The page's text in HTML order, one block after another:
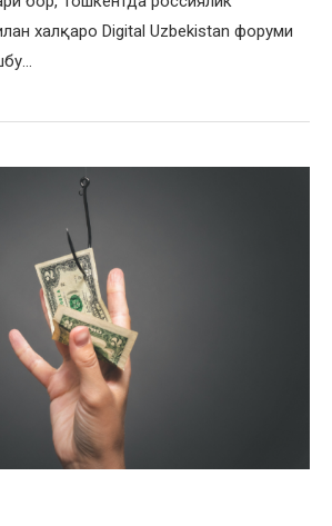
халқаро Digital Uzbekistan форуми